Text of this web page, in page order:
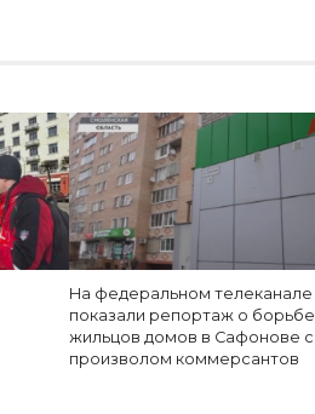
На федеральном телеканале
показали репортаж о борьбе
жильцов домов в Сафонове с
произволом коммерсантов